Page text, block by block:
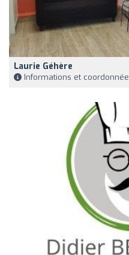
Laurie Géhère
Informations et